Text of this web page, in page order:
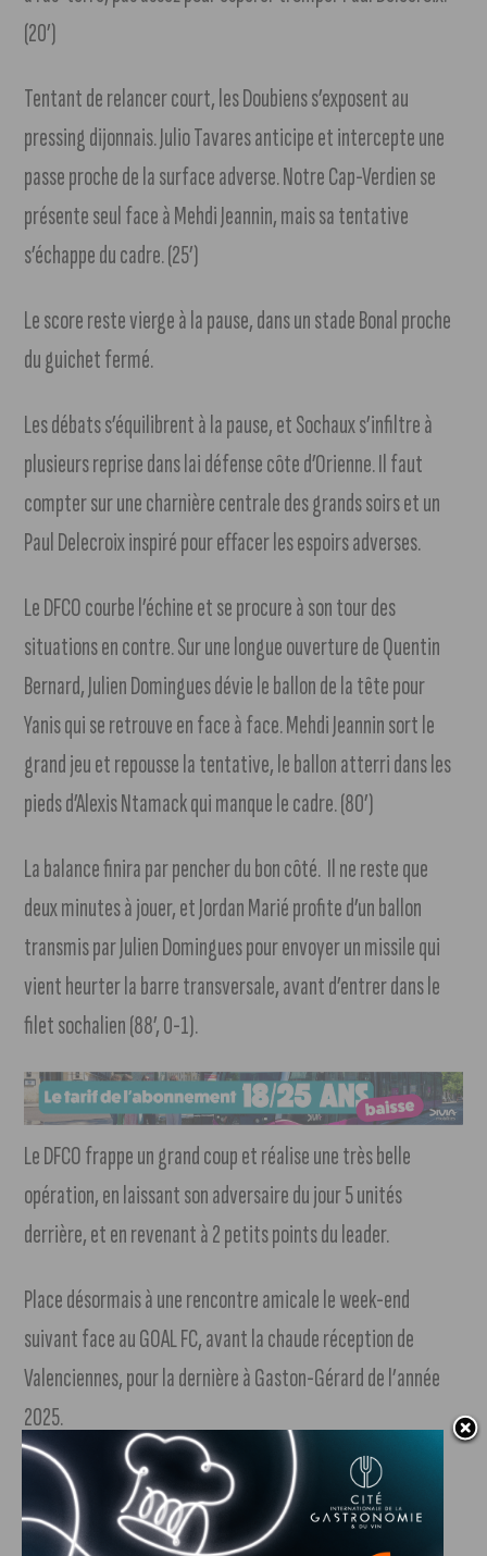
(20’)
Tentant de relancer court, les Doubiens s’exposent au
pressing dijonnais. Julio Tavares anticipe et intercepte une
passe proche de la surface adverse. Notre Cap-Verdien se
présente seul face à Mehdi Jeannin, mais sa tentative
s’échappe du cadre. (25’)
Le score reste vierge à la pause, dans un stade Bonal proche
du guichet fermé.
Les débats s’équilibrent à la pause, et Sochaux s’infiltre à
plusieurs reprise dans lai défense côte d’Orienne. Il faut
compter sur une charnière centrale des grands soirs et un
Paul Delecroix inspiré pour effacer les espoirs adverses.
Le DFCO courbe l’échine et se procure à son tour des
situations en contre. Sur une longue ouverture de Quentin
Bernard, Julien Domingues dévie le ballon de la tête pour
Yanis qui se retrouve en face à face. Mehdi Jeannin sort le
grand jeu et repousse la tentative, le ballon atterri dans les
pieds d’Alexis Ntamack qui manque le cadre. (80’)
La balance finira par pencher du bon côté. Il ne reste que
deux minutes à jouer, et Jordan Marié profite d’un ballon
transmis par Julien Domingues pour envoyer un missile qui
vient heurter la barre transversale, avant d’entrer dans le
filet sochalien (88’, 0-1).
Le DFCO frappe un grand coup et réalise une très belle
opération, en laissant son adversaire du jour 5 unités
derrière, et en revenant à 2 petits points du leader.
Place désormais à une rencontre amicale le week-end
suivant face au GOAL FC, avant la chaude réception de
Valenciennes, pour la dernière à Gaston-Gérard de l’année
2025.
La fiche du match
Au Stade Bonal, le DFCO bat le FCSM 1 but à 0 (0-0).